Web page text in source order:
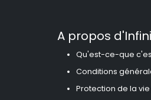
A propos
Qu'est-ce-que
Conditions
Protection de la